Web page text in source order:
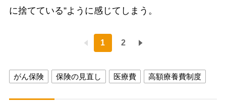
に捨てている”ように感じてしまう。
1 2
がん保険 保険の見直し 医療費 高額療養費制度